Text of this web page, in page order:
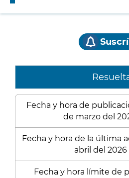
Fecha y hora de
de marzo del
Fecha y hora de la última
abril del 2026
Fecha y hora límite de